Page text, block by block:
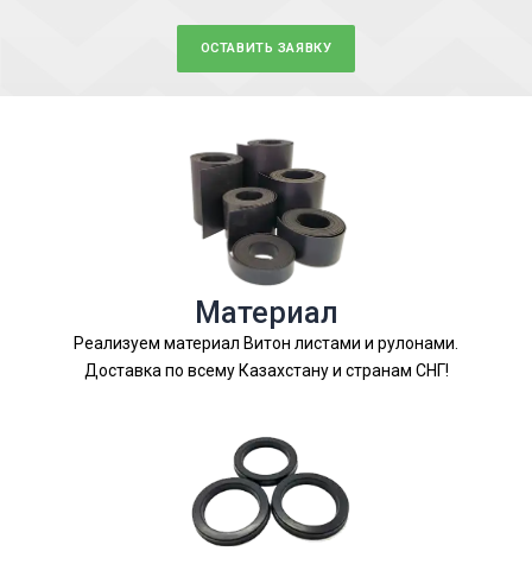
ОСТАВИТЬ ЗАЯВКУ
Материал
Реализуем материал Витон листами и рулонами.
Доставка по всему Казахстану и странам СНГ!